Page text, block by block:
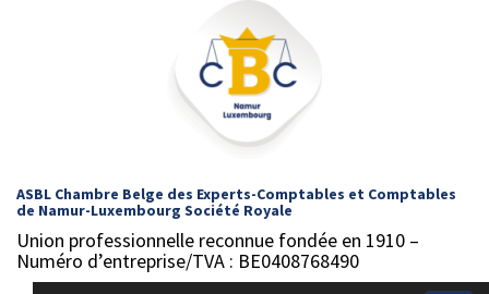
ASBL Chambre Belge des Experts-Comptables et Comptables
de Namur-Luxembourg Société Royale
Union professionnelle reconnue fondée en 1910 –
Numéro d’entreprise/TVA : BE0408768490